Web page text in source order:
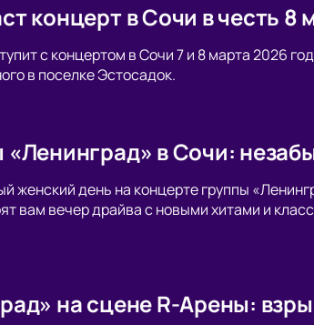
концерт в Сочи в честь 8
с концертом в Сочи 7 и 8 марта 2026
в поселке Эстосадок.
в Сочи:
женский день на концерте группы
вам вечер драйва с новыми хитами и
на сцене R-Арены: